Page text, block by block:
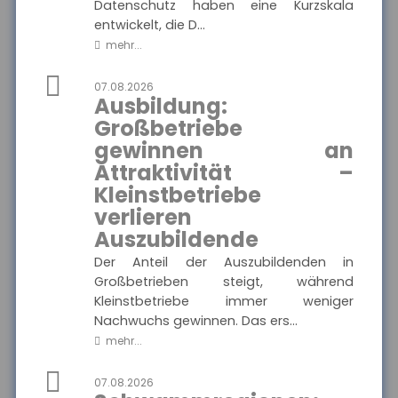
Datenschutz haben eine Kurzskala
entwickelt, die D...
mehr...
07.08.2026
Ausbildung:
Großbetriebe
gewinnen an
Attraktivität –
Kleinstbetriebe
verlieren
Auszubildende
Der Anteil der Auszubildenden in
Großbetrieben steigt, während
Kleinstbetriebe immer weniger
Nachwuchs gewinnen. Das ers...
mehr...
07.08.2026
MEHR
Ausgewählte Produkte
Münchener Verein -
Münchener Verein -
Pflegetagegeld
Hier finden Sie alle wichtigen
Informationen und
Druckstücke zur
Pflegetagegeldversicherung
des Münchener Vereins.
MEHR